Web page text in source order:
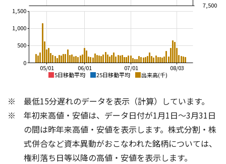
5日移動平均 25日移動平均 出来高(千)
08/03
07/01
06/01
05/01
7,500
0
500
1,000
1,500
6,000
8,000
9,000
10,000
6,000
8,000
10,000
最低15分遅れのデータを表示（計算）しています。
年初来高値・安値は、データ日付が1月1日～3月31日
の間は昨年来高値・安値を表示します。株式分割・株
式併合など資本異動がおこなわれた銘柄については、
権利落ち日等以降の高値・安値を表示します。